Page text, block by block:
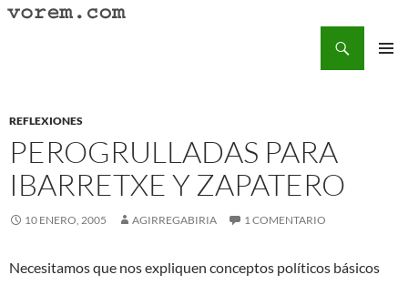
Saltar
REFLEXIONES
PEROGRULLADAS PARA
IBARRETXE Y ZAPATERO
10 ENERO, 2005 AGIRREGABIRIA 1 COMENTARIO
Necesitamos que nos expliquen conceptos políticos básicos